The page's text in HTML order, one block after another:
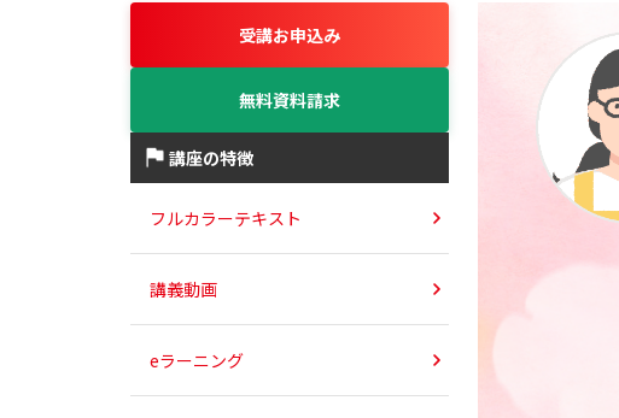
受講お申込み
無料資料請求
講座の特徴
フルカラーテキスト
講義動画
eラーニング